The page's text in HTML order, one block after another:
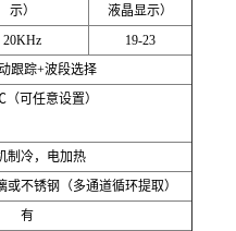
示）
液晶显示）
20KHz
19-23
跟踪+波段选择
（可任意设置）
制冷，电加热
不锈钢（多通道循环提取）
有